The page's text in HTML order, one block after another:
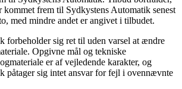
kommet frem til Sydkystens Automatik senest
med mindre andet er angivet i tilbudet.
forbeholder sig ret til uden varsel at ændre
Opgivne mål og tekniske
er af vejledende karakter, og
påtager sig intet ansvar for fejl i ovennævnte